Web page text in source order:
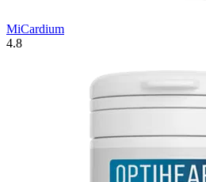
MiCardium
4.8